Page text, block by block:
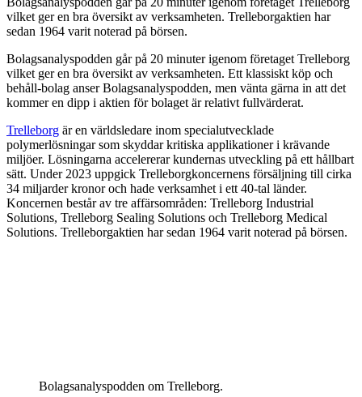
vilket ger en bra översikt av verksamheten. Trelleborgaktien har
sedan 1964 varit noterad på börsen.
Bolagsanalyspodden går på 20 minuter igenom företaget Trelleborg
vilket ger en bra översikt av verksamheten. Ett klassiskt köp och
behåll-bolag anser Bolagsanalyspodden, men vänta gärna in att det
kommer en dipp i aktien för bolaget är relativt fullvärderat.
Trelleborg är en världsledare inom specialutvecklade
polymerlösningar som skyddar kritiska applikationer i krävande
miljöer. Lösningarna accelererar kundernas utveckling på ett hållbart
sätt. Under 2023 uppgick Trelleborgkoncernens försäljning till cirka
34 miljarder kronor och hade verksamhet i ett 40-tal länder.
Koncernen består av tre affärsområden: Trelleborg Industrial
Solutions, Trelleborg Sealing Solutions och Trelleborg Medical
Solutions. Trelleborgaktien har sedan 1964 varit noterad på börsen.
Bolagsanalyspodden om Trelleborg.